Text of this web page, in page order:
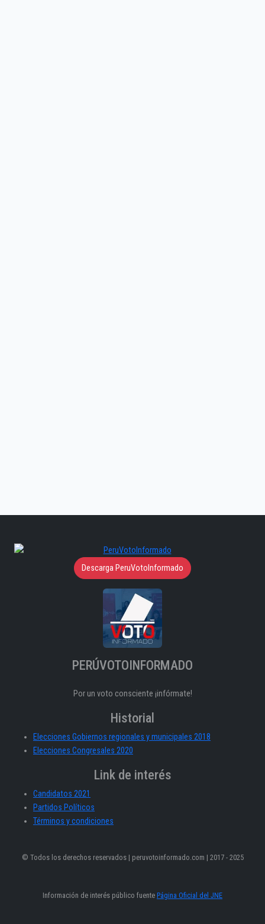
Descarga PeruVotoInformado
PERÚVOTOINFORMADO
Por un voto consciente ¡infórmate!
Historial
Elecciones Gobiernos regionales y municipales 2018
Elecciones Congresales 2020
Link de interés
Candidatos 2021
Partidos Políticos
Términos y condiciones
© Todos los derechos reservados | peruvotoinformado.com | 2017 - 2025
Información de interés público fuente Página Oficial del JNE